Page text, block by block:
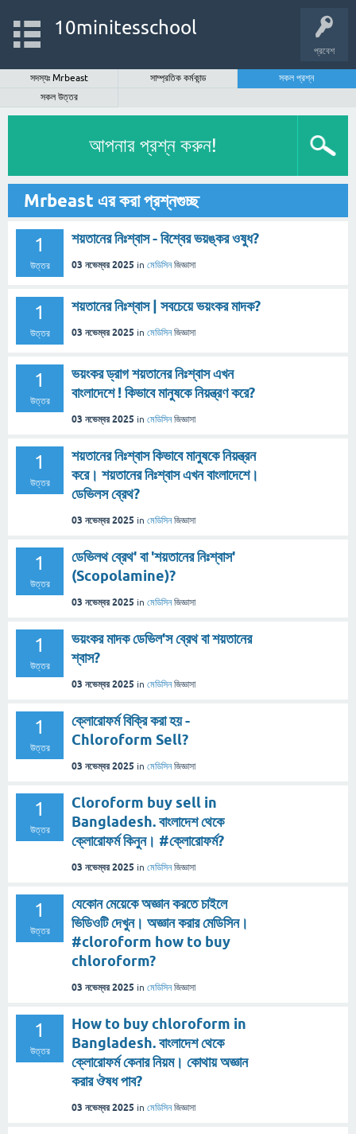
প্রবেশ
10minitesschool
সদস্যঃ Mrbeast সাম্প্রতিক কর্মকান্ড
সকল প্রশ্ন
সকল উত্তর
আপনার প্রশ্ন করুন!
Mrbeast এর করা প্রশ্নগুচ্ছ
1
উত্তর
শয়তানের নিঃশ্বাস - বিশ্বের ভয়ঙ্কর ওষুধ?
03 নভেম্বর 2025 in মেডিসিন জিজ্ঞাসা
1
উত্তর
শয়তানের নিঃশ্বাস | সবচেয়ে ভয়ংকর মাদক?
03 নভেম্বর 2025 in মেডিসিন জিজ্ঞাসা
1
উত্তর
ভয়ংকর ড্রাগ শয়তানের নিঃশ্বাস এখন
বাংলাদেশে ! কিভাবে মানুষকে নিয়ন্ত্রণ করে?
03 নভেম্বর 2025 in মেডিসিন জিজ্ঞাসা
1
উত্তর
শয়তানের নিঃশ্বাস কিভাবে মানুষকে নিয়ন্ত্রন
করে। শয়তানের নিঃশ্বাস এখন বাংলাদেশে।
ডেভিলস ব্রেথ?
03 নভেম্বর 2025 in মেডিসিন জিজ্ঞাসা
1
উত্তর
ডেভিলথ ব্রেথ' বা 'শয়তানের নিঃশ্বাস'
(Scopolamine)?
03 নভেম্বর 2025 in মেডিসিন জিজ্ঞাসা
1
উত্তর
ভয়ংকর মাদক ডেভিল'স ব্রেথ বা শয়তানের
শ্বাস?
03 নভেম্বর 2025 in মেডিসিন জিজ্ঞাসা
1
উত্তর
ক্লোরোফর্ম বিক্রি করা হয় -
Chloroform Sell?
03 নভেম্বর 2025 in মেডিসিন জিজ্ঞাসা
1
উত্তর
Cloroform buy sell in
Bangladesh. বাংলাদেশ থেকে
ক্লোরোফর্ম কিনুন। #ক্লোরোফর্ম?
03 নভেম্বর 2025 in মেডিসিন জিজ্ঞাসা
1
উত্তর
যেকোন মেয়েকে অজ্ঞান করতে চাইলে
ভিডিওটি দেখুন। অজ্ঞান করার মেডিসিন।
#cloroform how to buy
chloroform?
03 নভেম্বর 2025 in মেডিসিন জিজ্ঞাসা
1
উত্তর
How to buy chloroform in
Bangladesh. বাংলাদেশ থেকে
ক্লোরোফর্ম কেনার নিয়ম। কোথায় অজ্ঞান
করার ঔষধ পাব?
03 নভেম্বর 2025 in মেডিসিন জিজ্ঞাসা